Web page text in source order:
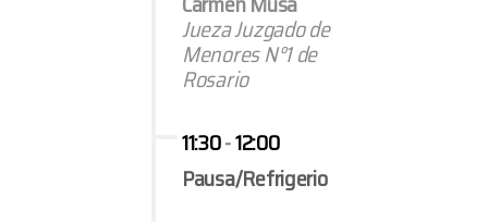
Jueza Juzgado de
Menores N°1 de
Rosario
11:30-12:00
Pausa/Refrigerio